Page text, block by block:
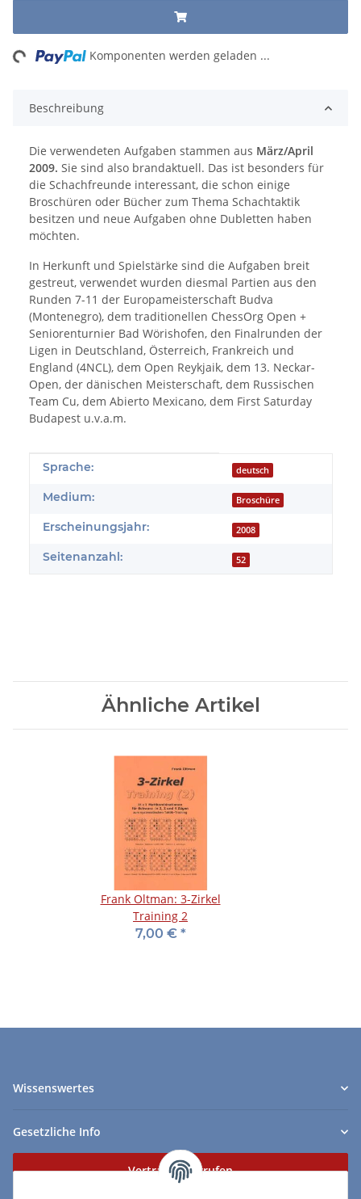
Komponenten werden geladen ...
Beschreibung
Die verwendeten Aufgaben stammen aus März/April
2009. Sie sind also brandaktuell. Das ist besonders für
die Schachfreunde interessant, die schon einige
Broschüren oder Bücher zum Thema Schachtaktik
besitzen und neue Aufgaben ohne Dubletten haben
möchten.
In Herkunft und Spielstärke sind die Aufgaben breit
gestreut, verwendet wurden diesmal Partien aus den
Runden 7-11 der Europameisterschaft Budva
(Montenegro), dem traditionellen ChessOrg Open +
Seniorenturnier Bad Wörishofen, den Finalrunden der
Ligen in Deutschland, Österreich, Frankreich und
England (4NCL), dem Open Reykjaik, dem 13. Neckar-
Open, der dänischen Meisterschaft, dem Russischen
Team Cu, dem Abierto Mexicano, dem First Saturday
Budapest u.v.a.m.
Produkteigenschaft
Wert
Sprache: deutsch
Medium: Broschüre
Erscheinungsjahr: 2008
Seitenanzahl: 52
Ähnliche Artikel
Frank Oltman: 3-Zirkel
Training 2
7,00 € *
Wissenswertes
Gesetzliche Info
Vertrag widerrufen